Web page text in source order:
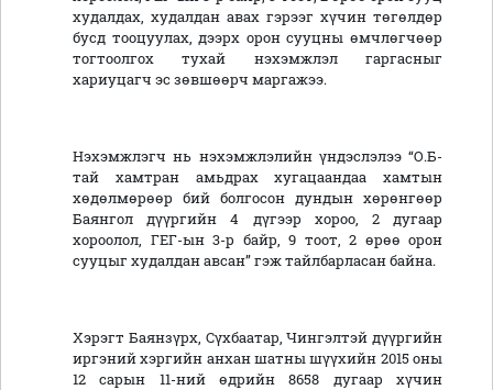
худалдах, худалдан авах гэрээг хүчин төгөлдөр
бусд тооцуулах, дээрх орон сууцны өмчлөгчөөр
тогтоолгох тухай нэхэмжлэл гаргасныг
хариуцагч эс зөвшөөрч маргажээ.
Нэхэмжлэгч нь нэхэмжлэлийн үндэслэлээ “О.Б-
тай хамтран амьдрах хугацаандаа хамтын
хөдөлмөрөөр бий болгосон дундын хөрөнгөөр
Баянгол дүүргийн 4 дүгээр хороо, 2 дугаар
хороолол, ГЕГ-ын 3-р байр, 9 тоот, 2 өрөө орон
сууцыг худалдан авсан” гэж тайлбарласан байна.
Хэрэгт Баянзүрх, Сүхбаатар, Чингэлтэй дүүргийн
иргэний хэргийн анхан шатны шүүхийн 2015 оны
12 сарын 11-ний өдрийн 8658 дугаар хүчин